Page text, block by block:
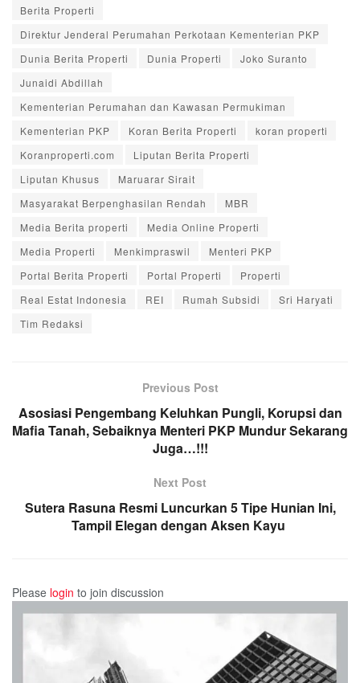
Berita Properti
Direktur Jenderal Perumahan Perkotaan Kementerian PKP
Dunia Berita Properti
Dunia Properti
Joko Suranto
Junaidi Abdillah
Kementerian Perumahan dan Kawasan Permukiman
Kementerian PKP
Koran Berita Properti
koran properti
Koranproperti.com
Liputan Berita Properti
Liputan Khusus
Maruarar Sirait
Masyarakat Berpenghasilan Rendah
MBR
Media Berita properti
Media Online Properti
Media Properti
Menkimpraswil
Menteri PKP
Portal Berita Properti
Portal Properti
Properti
Real Estat Indonesia
REI Rumah Subsidi
Sri Haryati
Tim Redaksi
Previous Post
Asosiasi Pengembang Keluhkan Pungli, Korupsi dan
Mafia Tanah, Sebaiknya Menteri PKP Mundur Sekarang
Juga…!!!
Next Post
Sutera Rasuna Resmi Luncurkan 5 Tipe Hunian Ini,
Tampil Elegan dengan Aksen Kayu
Please login to join discussion